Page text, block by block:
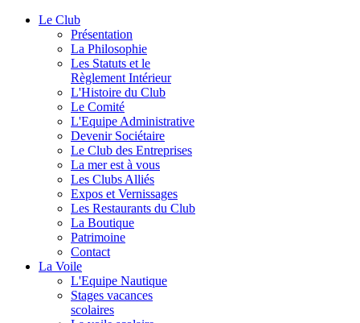
Le Club
Présentation
La Philosophie
Les Statuts et le
Règlement Intérieur
L'Histoire du Club
Le Comité
L'Equipe Administrative
Devenir Sociétaire
Le Club des Entreprises
La mer est à vous
Les Clubs Alliés
Expos et Vernissages
Les Restaurants du Club
La Boutique
Patrimoine
Contact
La Voile
L'Equipe Nautique
Stages vacances
scolaires